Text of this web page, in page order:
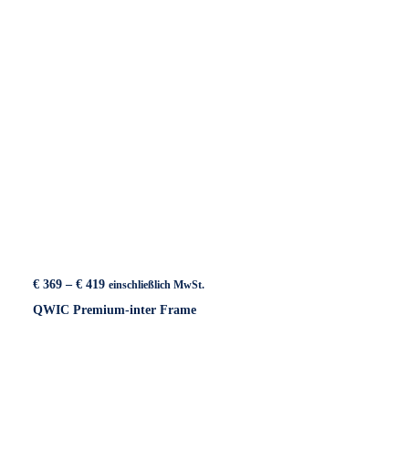
€ 369 – € 419Preisspanne:
bis
einschließlich MwSt.
QWIC Premium-inter Frame